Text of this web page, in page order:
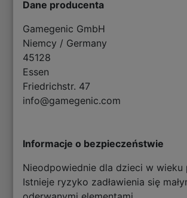
Dane producenta
Gamegenic GmbH
Niemcy / Germany
45128
Essen
Friedrichstr. 47
info@gamegenic.com
Informacje o bezpieczeństwie
Nieodpowiednie dla dzieci w wieku
Istnieje ryzyko zadławienia się